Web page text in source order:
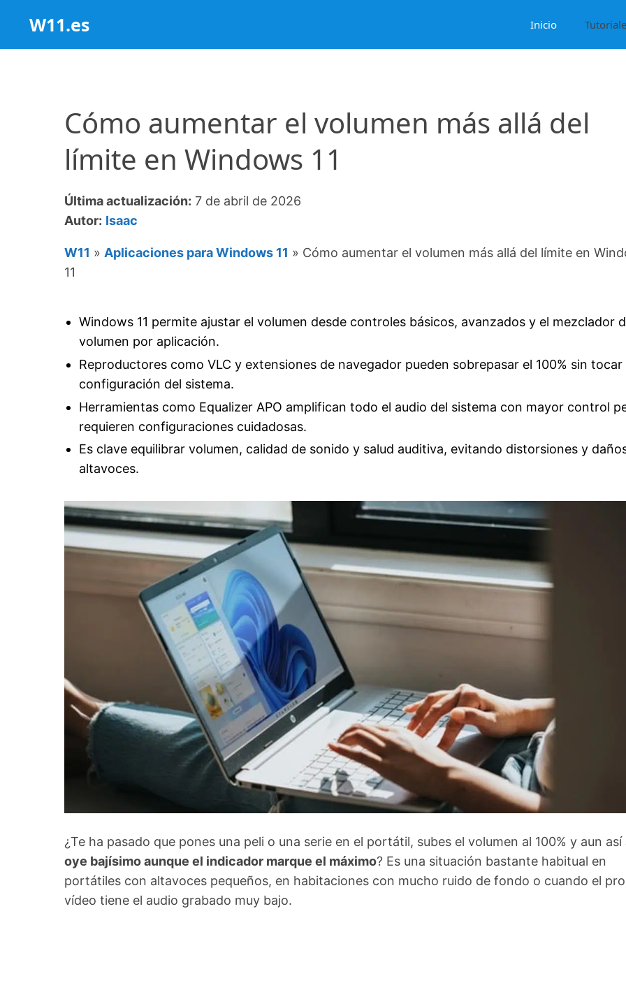
contenido
W11.es Inicio
Cómo aumentar el volumen más allá del
límite en Windows 11
Última actualización: 7 de abril de 2026
Autor: Isaac
W11 » Aplicaciones para Windows 11 » Cómo aumentar el volumen más allá del límite en
11
Windows 11 permite ajustar el volumen desde controles básicos, avanzados y el mezclador
volumen por aplicación.
Reproductores como VLC y extensiones de navegador pueden sobrepasar el 100% sin tocar
configuración del sistema.
Herramientas como Equalizer APO amplifican todo el audio del sistema con mayor control
requieren configuraciones cuidadosas.
Es clave equilibrar volumen, calidad de sonido y salud auditiva, evitando distorsiones y
altavoces.
¿Te ha pasado que pones una peli o una serie en el portátil, subes el volumen al 100% y aun así
oye bajísimo aunque el indicador marque el máximo? Es una situación bastante habitual en
portátiles con altavoces pequeños, en habitaciones con mucho ruido de fondo o cuando el
vídeo tiene el audio grabado muy bajo.